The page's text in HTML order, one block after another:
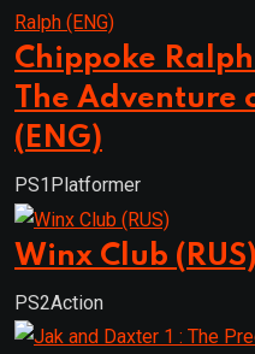
Chippoke
The
(ENG)
PS1Platformer
Winx Club (RUS)
PS2Action